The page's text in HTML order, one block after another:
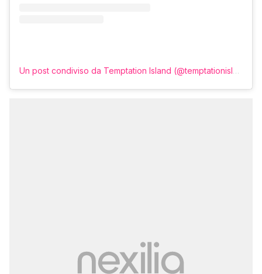
Un post condiviso da Temptation Island (@temptationislandita)